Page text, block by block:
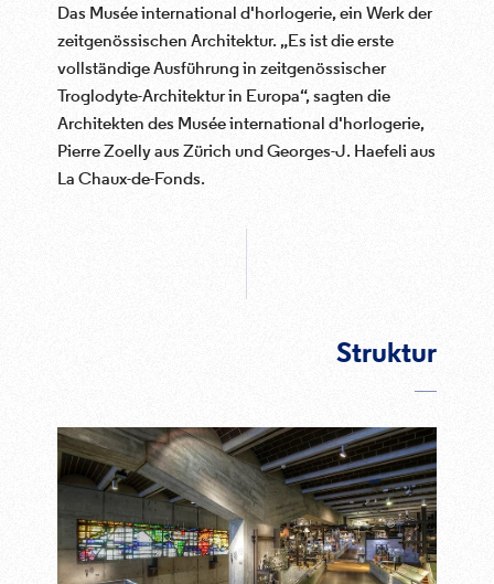
Das Musée international d'horlogerie, ein Werk der
zeitgenössischen Architektur. „Es ist die erste
vollständige Ausführung in zeitgenössischer
Troglodyte-Architektur in Europa“, sagten die
Architekten des Musée international d'horlogerie,
Pierre Zoelly aus Zürich und Georges-J. Haefeli aus
La Chaux-de-Fonds.
Struktur